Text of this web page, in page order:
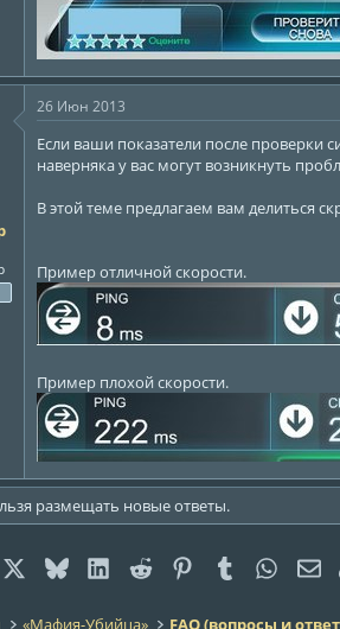
26 Июн 2013
Если ваши показатели после проверки
наверняка у вас могут возникнуть
В этой теме предлагаем вам делиться
Пример отличной скорости.
Пример плохой скорости.
размещать новые ответы.
X (Twitter)
Bluesky LinkedInReddit PinterestTumblr
«Мафия-Убийца» FAQ (вопросы и